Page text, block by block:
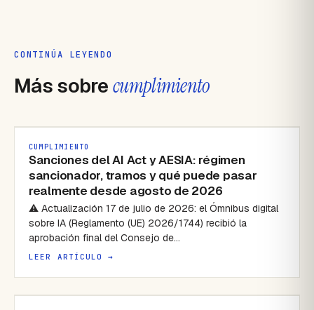
CONTINÚA LEYENDO
Más sobrecumplimiento
CUMPLIMIENTO
Sanciones del AI Act y AESIA: régimen
sancionador, tramos y qué puede pasar
realmente desde agosto de 2026
⚠ Actualización 17 de julio de 2026: el Ómnibus digital
sobre IA (Reglamento (UE) 2026/1744) recibió la
aprobación final del Consejo de…
LEER ARTÍCULO →